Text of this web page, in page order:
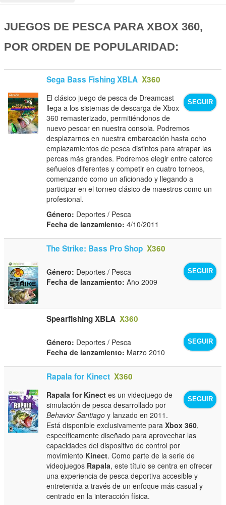
JUEGOS DE PESCA PARA XBOX 360,
POR ORDEN DE POPULARIDAD:
Sega Bass Fishing XBLA X360
SEGUIR
El clásico juego de pesca de Dreamcast
llega a los sistemas de descarga de Xbox
360 remasterizado, permitiéndonos de
nuevo pescar en nuestra consola. Podremos
desplazarnos en nuestra embarcación hasta ocho
emplazamientos de pesca distintos para atrapar las
percas más grandes. Podremos elegir entre catorce
señuelos diferentes y competir en cuatro torneos,
comenzando como un aficionado y llegando a
participar en el torneo clásico de maestros como un
profesional.
Género: Deportes / Pesca
Fecha de lanzamiento: 4/10/2011
The Strike: Bass Pro Shop X360
SEGUIR
Género: Deportes / Pesca
Fecha de lanzamiento: Año 2009
Spearfishing XBLA X360
SEGUIR
Género: Deportes / Pesca
Fecha de lanzamiento: Marzo 2010
Rapala for Kinect X360
SEGUIR
Rapala for Kinect es un videojuego de
simulación de pesca desarrollado por
Behavior Santiago y lanzado en 2011.
Está disponible exclusivamente paraXbox 360,
específicamente diseñado para aprovechar las
capacidades del dispositivo de control por
movimiento Kinect. Como parte de la serie de
videojuegos Rapala, este título se centra en ofrecer
una experiencia de pesca deportiva accesible y
entretenida a través de un enfoque más casual y
centrado en la interacción física.